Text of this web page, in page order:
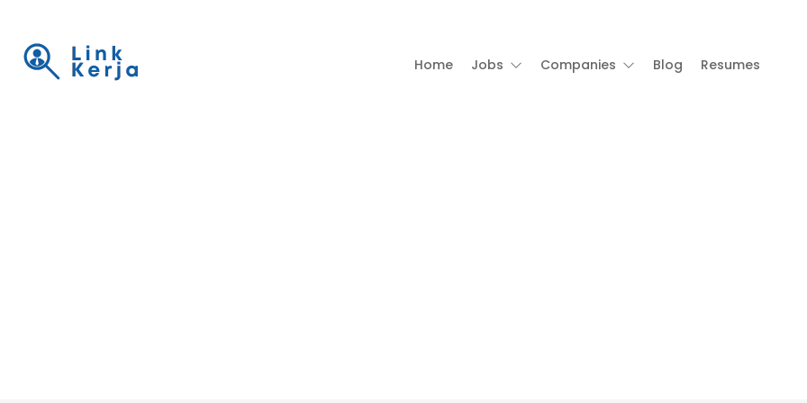
Home Jobs Companies Blog Resumes